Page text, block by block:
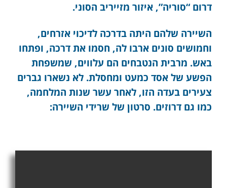
דרום “סוריה”, איזור מזייריב הסוני.
השיירה שלהם היתה בדרכה לדיכוי אזרחים,
וחמושים סונים ארבו לה, חסמו את דרכה, ופתחו
באש. מרבית הנטבחים הם עלווים, שמשפחת
הפשע של אסד כמעט ומחסלת. לא נשארו גברים
צעירים בעדה הזו, לאחר עשר שנות המלחמה,
כמו גם דרוזים. סרטון של שרידי השיירה: